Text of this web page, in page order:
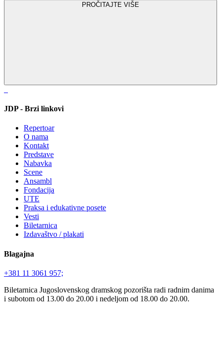
PROČITAJTE VIŠE
JDP - Brzi linkovi
Repertoar
O nama
Kontakt
Predstave
Nabavka
Scene
Ansambl
Fondacija
UTE
Praksa i edukativne posete
Vesti
Biletarnica
Izdavaštvo / plakati
Blagajna
+381 11 3061 957;
Biletarnica Jugoslovenskog dramskog pozorišta radi radnim danima
i subotom od 13.00 do 20.00 i nedeljom od 18.00 do 20.00.